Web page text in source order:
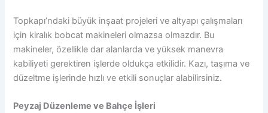
Topkapı’ndaki büyük inşaat projeleri ve altyapı çalışmaları
için kiralık bobcat makineleri olmazsa olmazdır. Bu
makineler, özellikle dar alanlarda ve yüksek manevra
kabiliyeti gerektiren işlerde oldukça etkilidir. Kazı, taşıma ve
düzeltme işlerinde hızlı ve etkili sonuçlar alabilirsiniz.
Peyzaj Düzenleme ve Bahçe İşleri